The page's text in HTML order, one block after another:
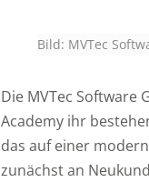
Bild: MVTec
Die MVTec Software
Academy ihr
das auf einer
zunächst an